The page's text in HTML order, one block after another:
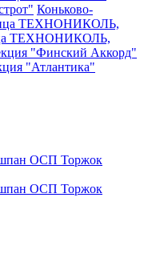
Коньково-
ТЕХНОНИКОЛЬ,
ТЕХНОНИКОЛЬ,
"Финский Аккорд"
"Атлантика"
ОСП Торжок
ОСП Торжок